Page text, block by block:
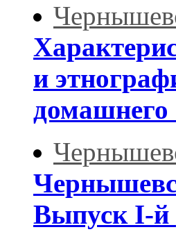
и
домашнего
Выпуск І-й